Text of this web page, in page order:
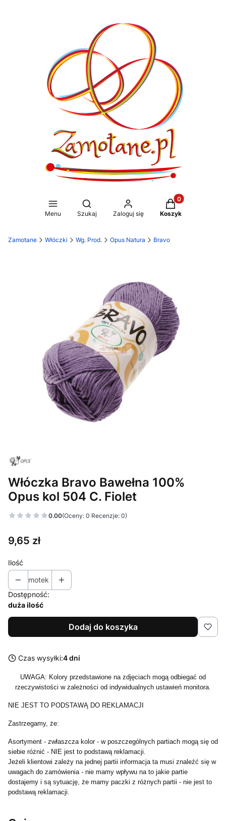
Menu
Otwórz wyszukiwarkę
Szukaj Zaloguj się
Produkty w
Koszyk
Zamotane Włóczki Wg. Prod. Opus Natura Bravo
Włóczka Bravo Bawełna 100%
Opus kol 504 C. Fiolet
0.00(Oceny: 0 Recenzje: 0)
Cena
9,65 zł
Ilość
motek
Dostępność:
duża ilość
Dodaj do koszyka
Czas wysyłki:4 dni
UWAGA: Kolory przedstawione na zdjęciach mogą odbiegać od
rzeczywistości w zależności od indywidualnych ustawień monitora.
NIE JEST TO PODSTAWĄ DO REKLAMACJI
Zastrzegamy, że:
Asortyment - zwłaszcza kolor - w poszczególnych partiach mogą się od
siebie różnić - NIE jest to podstawą reklamacji.
Jeżeli klientowi zależy na jednej partii informacja ta musi znaleźć się w
uwagach do zamówienia - nie mamy wpływu na to jakie partie
dostajemy i są sytuację, że mamy paczki z różnych partii - nie jest to
podstawą reklamacji.